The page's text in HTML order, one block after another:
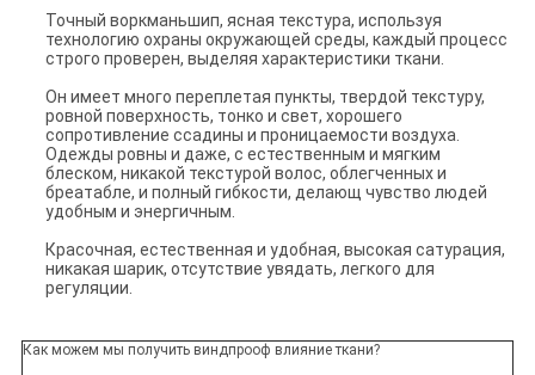
Точный воркманьшип, ясная текстура, используя
технологию охраны окружающей среды, каждый процесс
строго проверен, выделяя характеристики ткани.
Он имеет много переплетая пункты, твердой текстуру,
ровной поверхность, тонко и свет, хорошего
сопротивление ссадины и проницаемости воздуха.
Одежды ровны и даже, с естественным и мягким
блеском, никакой текстурой волос, облегченных и
бреатабле, и полный гибкости, делающ чувство людей
удобным и энергичным.
Красочная, естественная и удобная, высокая сатурация,
никакая шарик, отсутствие увядать, легкого для
регуляции.
Как можем мы получить виндпрооф влияние ткани?